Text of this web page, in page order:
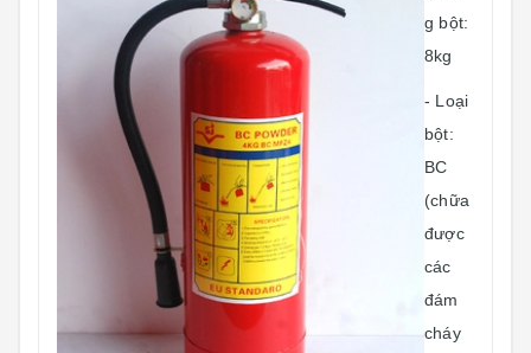
g bột:
8kg
- Loại
bột:
BC
(chữa
được
các
đám
cháy